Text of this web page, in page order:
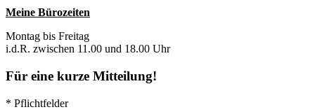
Meine Bürozeiten
Montag bis Freitag
i.d.R. zwischen 11.00 und 18.00 Uhr
Für eine kurze Mitteilung!
* Pflichtfelder